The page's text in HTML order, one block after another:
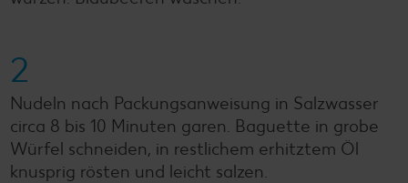
2
Nudeln nach Packungsanweisung in Salzwasser
circa 8 bis 10 Minuten garen. Baguette in grobe
Würfel schneiden, in restlichem erhitztem Öl
knusprig rösten und leicht salzen.